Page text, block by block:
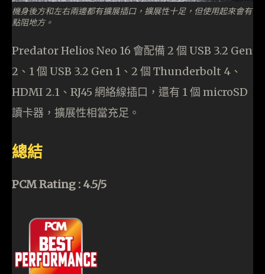
機身後方和左右兩邊都有擴展插口，擴展性十足，但使用起來會有
點阻地方。
Predator Helios Neo 16 會配備 2 個 USB 3.2 Gen
2、1 個 USB 3.2 Gen 1、2 個 Thunderbolt 4、
HDMI 2.1、RJ45 網絡線插口，還有 1 個 microSD
讀卡器，擴展性相當充足。
總結
PCM Rating : 4.5/5